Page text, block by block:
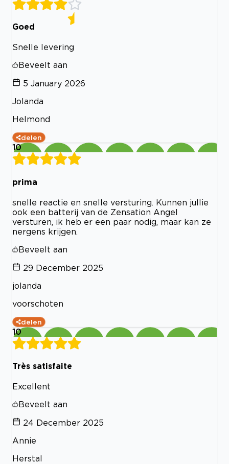
Goed
Snelle levering
Beveelt aan
5 January 2026
Jolanda
Helmond
delen
10
prima
snelle reactie en snelle versturing. Kunnen jullie
ook een batterij van de Zensation Angel
versturen, ik heb er een paar nodig, maar kan ze
nergens krijgen.
Beveelt aan
29 December 2025
jolanda
voorschoten
delen
10
Très satisfaite
Excellent
Beveelt aan
24 December 2025
Annie
Herstal